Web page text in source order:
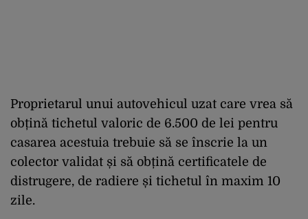
Proprietarul unui autovehicul uzat care vrea să
obțină tichetul valoric de 6.500 de lei pentru
casarea acestuia trebuie să se înscrie la un
colector validat și să obțină certificatele de
distrugere, de radiere și tichetul în maxim 10
zile.